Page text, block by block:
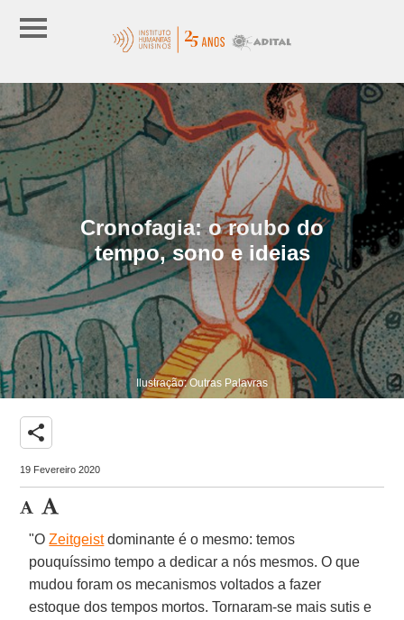
Cronofagia: o roubo do
tempo, sono e ideias
Ilustração: Outras Palavras
share
19 Fevereiro 2020
"OZeitgeistdominante é o mesmo: temos
pouquíssimo tempo a dedicar a nós mesmos. O que
mudou foram os mecanismos voltados a fazer
estoque dos tempos mortos. Tornaram-se mais sutis e